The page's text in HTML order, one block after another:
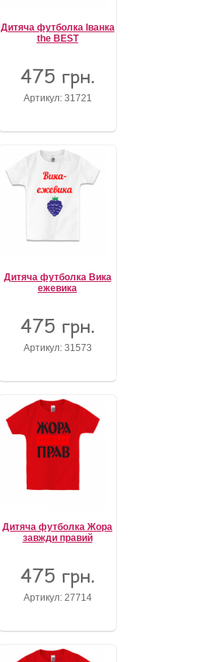
Дитяча футболка Іванка
the BEST
475 грн.
Артикул: 31721
Дитяча футболка Вика
ежевика
475 грн.
Артикул: 31573
Дитяча футболка Жора
завжди правий
475 грн.
Артикул: 27714